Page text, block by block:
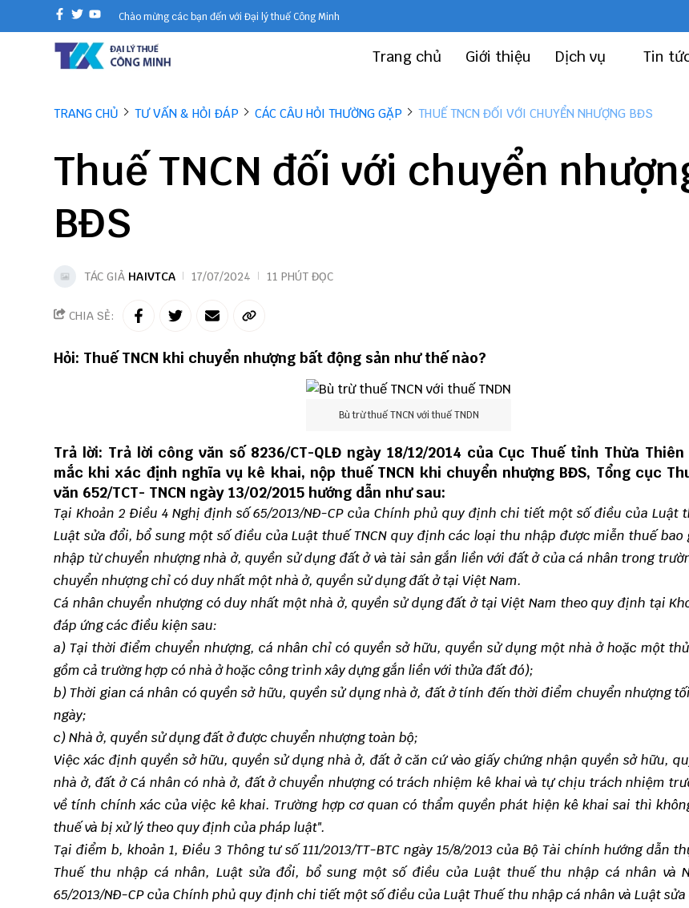
Chào mừng các bạn đến với Đại lý thuế Công Minh
Trang chủ Giới thiệu Dịch vụ Tin
TRANG CHỦ TƯ VẤN & HỎI ĐÁP CÁC CÂU HỎI THƯỜNG GẶP THUẾ TNCN ĐỐI VỚI CHUYỂN NHƯỢNG BĐS
Thuế TNCN đối với chuyển
BĐS
TÁC GIẢ HAIVTCA 17/07/2024 11 PHÚT ĐỌC
CHIA SẺ:
Hỏi: Thuế TNCN khi chuyển nhượng bất động sản như thế nào?
Bù trừ thuế TNCN với thuế TNDN
Trả lời: Trả lời công văn số 8236/CT-QLĐ ngày 18/12/2014 của Cục Thuế tỉnh Thừa Thiên
mắc khi xác định nghĩa vụ kê khai, nộp thuế TNCN khi chuyển nhượng BĐS, Tổng cục
văn 652/TCT- TNCN ngày 13/02/2015 hướng dẫn như sau:
Tại Khoản 2 Điều 4 Nghị định số 65/2013/NĐ-CP của Chính phủ quy định chi tiết một số điều của Luật
Luật sửa đổi, bổ sung một số điều của Luật thuế TNCN quy định các loại thu nhập được miễn thuế bao
nhập từ chuyển nhượng nhà ở, quyền sử dụng đất ở và tài sản gắn liền với đất ở của cá nhân trong
chuyển nhượng chỉ có duy nhất một nhà ở, quyền sử dụng đất ở tại Việt Nam.
Cá nhân chuyển nhượng có duy nhất một nhà ở, quyền sử dụng đất ở tại Việt Nam theo quy định tại
đáp ứng các điều kiện sau:
a) Tại thời điểm chuyển nhượng, cá nhân chỉ có quyền sở hữu, quyền sử dụng một nhà ở hoặc một
gồm cả trường hợp có nhà ở hoặc công trình xây dựng gắn liền với thửa đất đó);
b) Thời gian cá nhân có quyền sở hữu, quyền sử dụng nhà ở, đất ở tính đến thời điểm chuyển nhượng
ngày;
c) Nhà ở, quyền sử dụng đất ở được chuyển nhượng toàn bộ;
Việc xác định quyền sở hữu, quyền sử dụng nhà ở, đất ở căn cứ vào giấy chứng nhận quyền sở hữu,
nhà ở, đất ở Cá nhân có nhà ở, đất ở chuyển nhượng có trách nhiệm kê khai và tự chịu trách nhiệm
về tính chính xác của việc kê khai. Trường hợp cơ quan có thẩm quyền phát hiện kê khai sai thì
thuế và bị xử lý theo quy định của pháp luật".
Tại điểm b, khoản 1, Điều 3 Thông tư số 111/2013/TT-BTCngày 15/8/2013 của Bộ Tài chính hướng dẫn
Thuế thu nhập cá nhân, Luật sửa đổi, bổ sung một số điều của Luật thuế thu nhập cá nhân và
65/2013/NĐ-CP của Chính phủ quy định chi tiết một số điều của Luật Thuế thu nhập cá nhân và Luật